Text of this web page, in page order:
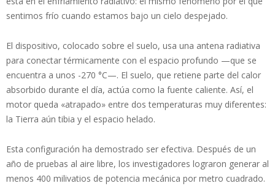
sentimos frío cuando estamos bajo un cielo despejado.
El dispositivo, colocado sobre el suelo, usa una antena radiativa
para conectar térmicamente con el espacio profundo —que se
encuentra a unos -270 °C—. El suelo, que retiene parte del calor
absorbido durante el día, actúa como la fuente caliente. Así, el
motor queda «atrapado» entre dos temperaturas muy diferentes:
la Tierra aún tibia y el espacio helado.
Esta configuración ha demostrado ser efectiva. Después de un
año de pruebas al aire libre, los investigadores lograron generar al
menos 400 milivatios de potencia mecánica por metro cuadrado.